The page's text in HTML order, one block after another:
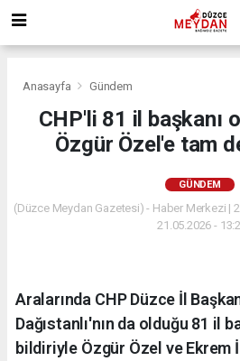
Anasayfa Gündem
CHP'li 81 il başkanı
Özgür Özel'e tam
GÜNDEM
(Düzce Meydan Gazetesi) - Haber Merkezi |
21.05.2026 -
Aralarında CHP Düzce İl
Dağıstanlı'nın da olduğu 81 il
bildiriyle Özgür Özel ve Ekrem